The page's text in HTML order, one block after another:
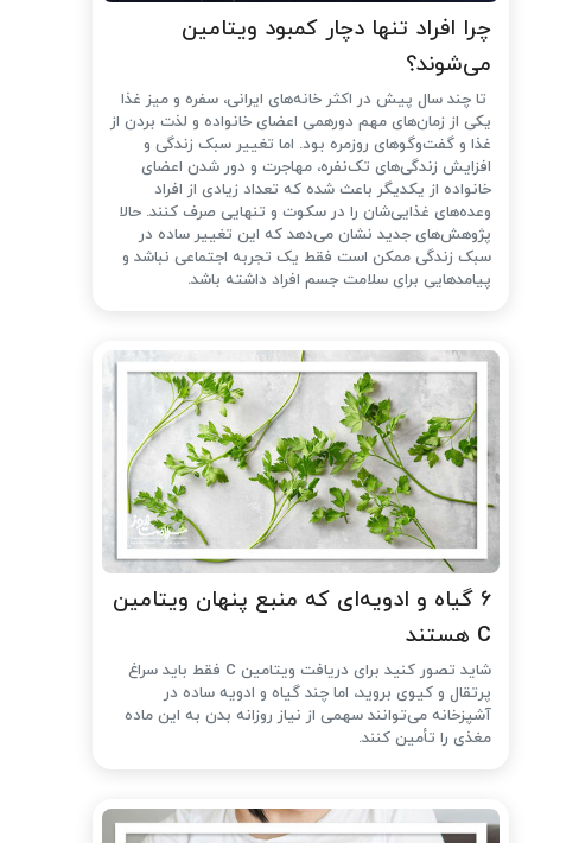
چرا افراد تنها دچار کمبود ویتامین
می‌شوند؟
تا چند سال پیش در اکثر خانه‌های ایرانی، سفره و میز غذا
یکی از زمان‌های مهم دورهمی اعضای خانواده و لذت بردن از
غذا و گفت‌وگوهای روزمره بود. اما تغییر سبک زندگی و
افزایش زندگی‌های تک‌نفره، مهاجرت و دور شدن اعضای
خانواده از یکدیگر باعث شده که تعداد زیادی از افراد
وعده‌های غذایی‌شان را در سکوت و تنهایی صرف کنند. حالا
پژوهش‌های جدید نشان می‌دهد که این تغییر ساده در
سبک زندگی ممکن است فقط یک تجربه اجتماعی نباشد و
پیامدهایی برای سلامت جسم افراد داشته باشد.
۶ گیاه و ادویه‌ای که منبع پنهان ویتامین
C هستند
شاید تصور کنید برای دریافت ویتامین C فقط باید سراغ
پرتقال و کیوی بروید، اما چند گیاه و ادویه ساده در
آشپزخانه می‌توانند سهمی از نیاز روزانه بدن به این ماده
مغذی را تأمین کنند.